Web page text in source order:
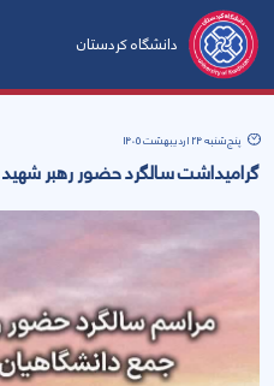
دانشگاه کردستان
پنج‌شنبه 24 اردیبهشت 1405
گرامیداشت سالگرد حضور رهبر شهید